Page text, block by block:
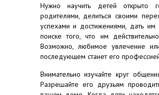
Нужно научить детей открыто
родителями, делиться своими
успехами и достижениями, дать
поиске того, что им
Возможно, любимое увлечение
последующем станет его
Внимательно изучайте круг
Разрешайте его друзьям